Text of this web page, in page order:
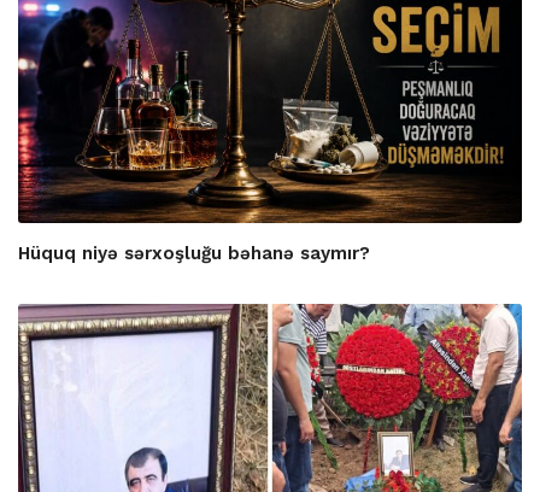
Hüquq niyə sərxoşluğu bəhanə saymır?